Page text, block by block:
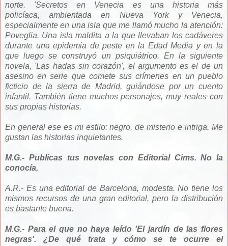
norte. 'Secretos en Venecia es una historia más
policíaca, ambientada en Nueva York y Venecia,
especialmente en una isla que me llamó mucho la atención:
Poveglia. Una isla maldita a la que llevaban los cadáveres
durante una epidemia de peste en la Edad Media y en la
que luego se construyó un psiquiátrico. En la siguiente
novela, 'Las hadas sin corazón', el argumento es el de un
asesino en serie que comete sus crímenes en un pueblo
ficticio de la sierra de Madrid, guiándose por un cuento
infantil. También tiene muchos personajes, muy reales con
sus propias historias.
En general ese es mi estilo: negro, de misterio e intriga. Me
gustan las historias inquietantes.
M.G.- Publicas tus novelas con Editorial Cims. No la
conocía.
A.R.- Es una editorial de Barcelona, modesta. No tiene los
mismos recursos de una gran editorial, pero la distribución
es bastante buena.
M.G.- Para el que no haya leído 'El jardín de las flores
negras'. ¿De qué trata y cómo se te ocurre el